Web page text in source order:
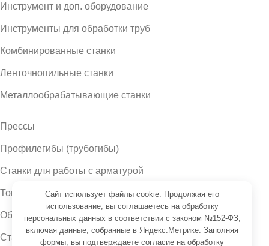
Инструмент и доп. оборудование
Инструменты для обработки труб
Комбинированные станки
Ленточнопильные станки
Металлообрабатывающие станки
Прессы
Профилегибы (трубогибы)
Станки для работы с арматурой
Токарные станки
Оборудование для работы с металлом
Станки для работы с листом
Сайт использует файлы cookie. Продолжая его
использование, вы соглашаетесь на обработку
персональных данных в соответствии с законом №152-ФЗ,
включая данные, собранные в Яндекс.Метрике. Заполняя
формы, вы подтверждаете согласие на обработку